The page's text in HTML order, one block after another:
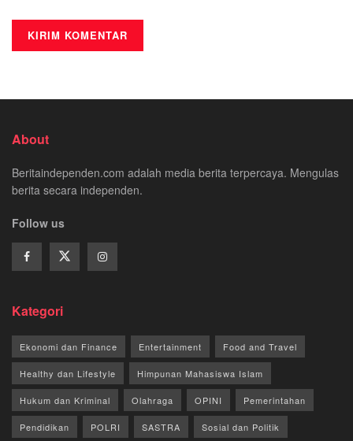
About
Beritaindependen.com adalah media berita terpercaya. Mengulas
berita secara independen.
Follow us
Kategori
Ekonomi dan Finance Entertainment Food and Travel
Healthy dan Lifestyle Himpunan Mahasiswa Islam
Hukum dan Kriminal Olahraga OPINI Pemerintahan
Pendidikan POLRI SASTRA Sosial dan Politik